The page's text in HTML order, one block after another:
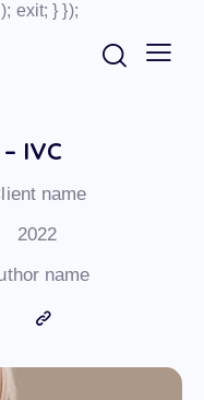
exit; } });
IVC
name
2022
name